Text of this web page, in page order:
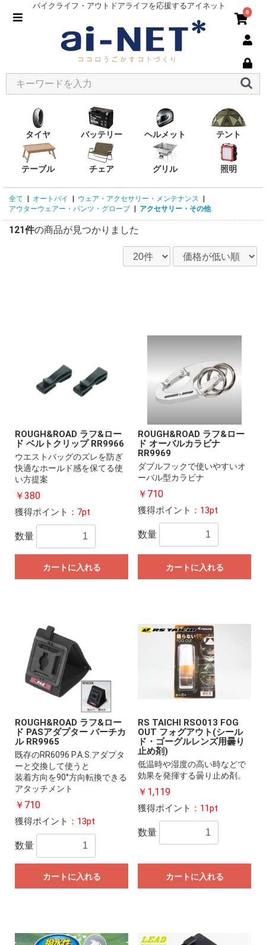
バイクライフ・アウトドアライフを応援するアイネット
0
タイヤ バッテリー ヘルメット テント
テーブル チェア グリル 照明
全て オートバイ ウェア・アクセサリー・メンテナンス
アウターウェアー・パンツ・グローブ
アクセサリー・その他
121件の商品が見つかりました
ROUGH&ROAD ラフ&ロー
ド ベルトクリップ RR9966
ウエストバッグのズレを防ぎ
快適なホールド感を保てる使
い方提案
￥380
獲得ポイント ：7pt
数量
カートに入れる
ROUGH&ROAD ラフ&ロー
ド オーバルカラビナ
RR9969
ダブルフックで使いやすいオ
ーバル型カラビナ
￥710
獲得ポイント ：13pt
数量
カートに入れる
ROUGH&ROAD ラフ&ロー
ド PASアダプター バーチカ
ル RR9965
既存のRR6096 P.A.S.アダプタ
ーと交換して使うと
装着方向を90°方向転換できる
アタッチメント
￥710
獲得ポイント ：13pt
数量
カートに入れる
RS TAICHI RSO013 FOG
OUT フォグアウト(シール
ド・ゴーグルレンズ用曇り
止め剤)
低温時や湿度の高い時などで
効果を発揮する曇り止め剤。
￥1,119
獲得ポイント ：11pt
数量
カートに入れる